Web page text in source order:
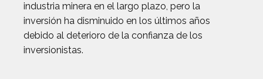
industria minera en el largo plazo, pero la
inversión ha disminuido en los últimos años
debido al deterioro de la confianza de los
inversionistas.